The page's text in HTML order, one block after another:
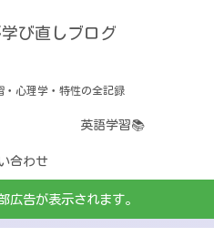
び直しブログ
・心理学・特性の全記録
英語学習📚
合わせ
広告が表示されます。